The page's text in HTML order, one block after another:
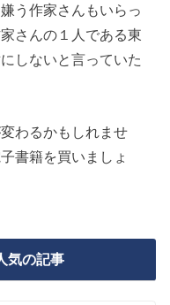
う作家さんもいらっ
さんの１人である東
しないと言っていた
わるかもしれませ
書籍を買いましょ
気の記事